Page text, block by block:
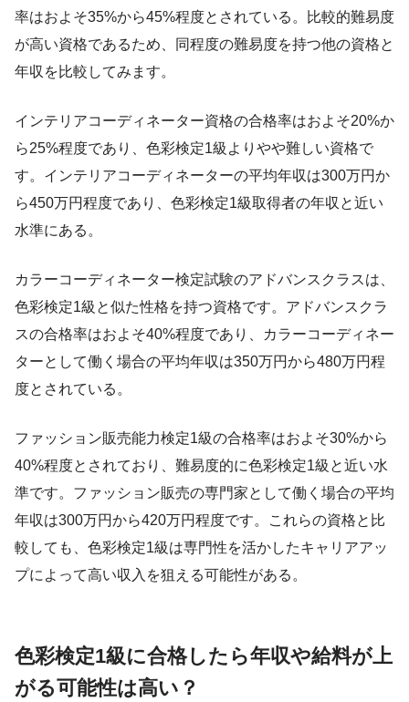
率はおよそ35%から45%程度とされている。比較的難易度
が高い資格であるため、同程度の難易度を持つ他の資格と
年収を比較してみます。
インテリアコーディネーター資格の合格率はおよそ20%か
ら25%程度であり、色彩検定1級よりやや難しい資格で
す。インテリアコーディネーターの平均年収は300万円か
ら450万円程度であり、色彩検定1級取得者の年収と近い
水準にある。
カラーコーディネーター検定試験のアドバンスクラスは、
色彩検定1級と似た性格を持つ資格です。アドバンスクラ
スの合格率はおよそ40%程度であり、カラーコーディネー
ターとして働く場合の平均年収は350万円から480万円程
度とされている。
ファッション販売能力検定1級の合格率はおよそ30%から
40%程度とされており、難易度的に色彩検定1級と近い水
準です。ファッション販売の専門家として働く場合の平均
年収は300万円から420万円程度です。これらの資格と比
較しても、色彩検定1級は専門性を活かしたキャリアアッ
プによって高い収入を狙える可能性がある。
色彩検定1級に合格したら年収や給料が上
がる可能性は高い？